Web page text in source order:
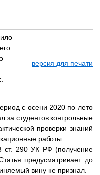
версия для печати
с осени 2020 по лето
за студентов контрольные
проверки знаний
работы.
ст. 290 УК РФ (получение
предусматривает до
вину не признал.